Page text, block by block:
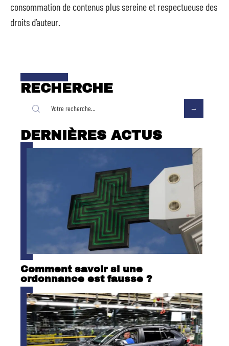
consommation de contenus plus sereine et respectueuse des
droits d’auteur.
RECHERCHE
DERNIÈRES ACTUS
Comment savoir si une
ordonnance est fausse ?